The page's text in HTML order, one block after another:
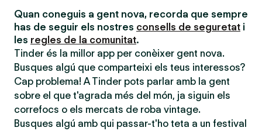
Quan coneguis a gent nova, recorda que sempre
has de seguir els nostres consells de seguretat i
les regles de la comunitat.
Tinder és la millor app per conèixer gent nova.
Busques algú que comparteixi els teus interessos?
Cap problema! A Tinder pots parlar amb la gent
sobre el que t'agrada més del món, ja siguin els
correfocs o els mercats de roba vintage.
Busques algú amb qui passar-t'ho teta a un festival